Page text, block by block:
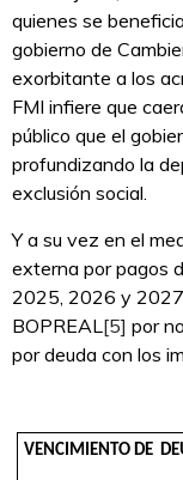
quienes se
gobierno de
exorbitante a los
FMI infiere que
público que el
profundizando la
exclusión social.
Y a su vez en el
externa por pagos
2025, 2026 y 2027
BOPREAL[5] por
por deuda con los
VENCIMIENTO DE